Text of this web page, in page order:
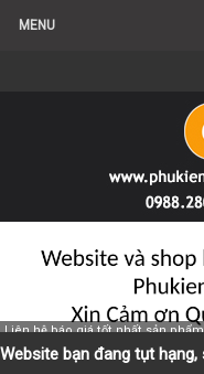
MENU
Liên hệ báo giá tốt nhất sản phẩm
Website bạn đang tụt